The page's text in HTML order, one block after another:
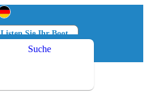
Listen Sie Ihr Boot
Anmelden Registrieren
Suche